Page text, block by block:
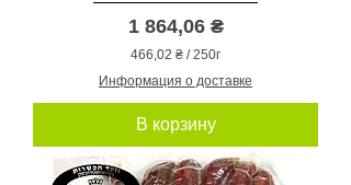
Цена
1 864,06 ₴
466,02 ₴ /250г
6
6
,
2
Информация о доставке
В корзину